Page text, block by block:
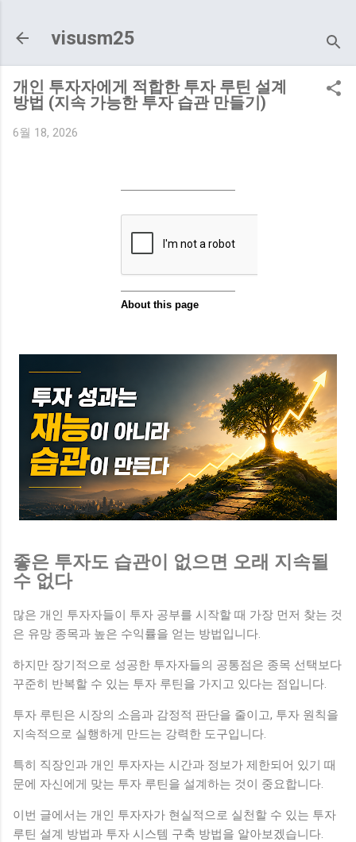
visusm25
개인 투자자에게 적합한 투자 루틴 설계
방법 (지속 가능한 투자 습관 만들기)
6월 18, 2026
좋은 투자도 습관이 없으면 오래 지속될
수 없다
많은 개인 투자자들이 투자 공부를 시작할 때 가장 먼저 찾는 것
은 유망 종목과 높은 수익률을 얻는 방법입니다.
하지만 장기적으로 성공한 투자자들의 공통점은 종목 선택보다
꾸준히 반복할 수 있는 투자 루틴을 가지고 있다는 점입니다.
투자 루틴은 시장의 소음과 감정적 판단을 줄이고, 투자 원칙을
지속적으로 실행하게 만드는 강력한 도구입니다.
특히 직장인과 개인 투자자는 시간과 정보가 제한되어 있기 때
문에 자신에게 맞는 투자 루틴을 설계하는 것이 중요합니다.
이번 글에서는 개인 투자자가 현실적으로 실천할 수 있는 투자
루틴 설계 방법과 투자 시스템 구축 방법을 알아보겠습니다.